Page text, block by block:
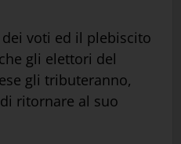
voti ed il plebiscito
gli elettori del
gli tributeranno,
ritornare al suo